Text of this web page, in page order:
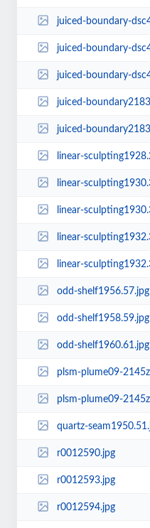
juiced-boundary-
juiced-boundary-
juiced-boundary-
juiced-
juiced-
linear-
linear-
linear-
linear-
linear-
odd-shelf1956.57.jpg
odd-shelf1958.59.jpg
odd-shelf1960.61.jpg
plsm-plume09-
plsm-plume09-
quartz-
r0012590.jpg
r0012593.jpg
r0012594.jpg